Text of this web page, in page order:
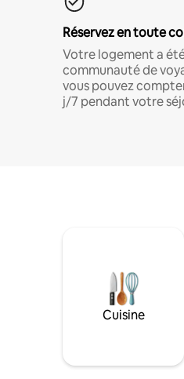
Réservez en toute
Votre logement a
communauté de
vous pouvez
j/7 pendant votre
Cuisine